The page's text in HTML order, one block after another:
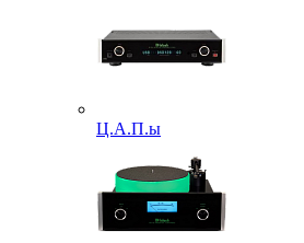
Ц.А.П.ы